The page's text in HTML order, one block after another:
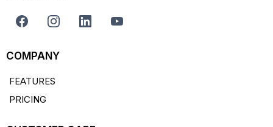
COMPANY
FEATURES
PRICING